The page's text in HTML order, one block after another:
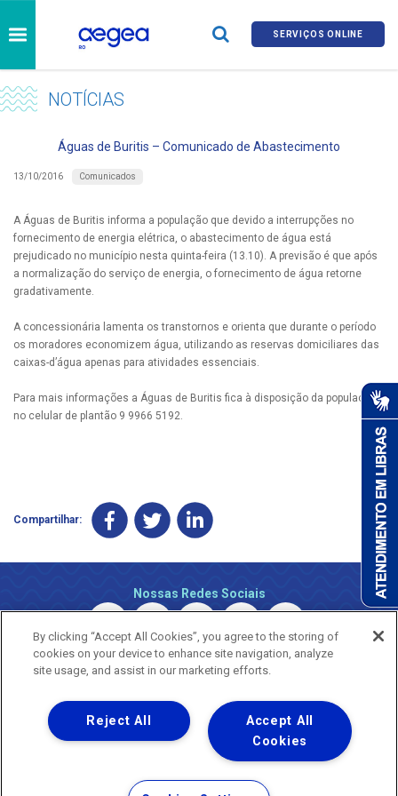
SERVIÇOS ONLINE
NOTÍCIAS
Águas de Buritis – Comunicado de Abastecimento
13/10/2016 Comunicados
A Águas de Buritis informa a população que devido a interrupções no
fornecimento de energia elétrica, o abastecimento de água está
prejudicado no município nesta quinta-feira (13.10). A previsão é que após
a normalização do serviço de energia, o fornecimento de água retorne
gradativamente.
A concessionária lamenta os transtornos e orienta que durante o período
os moradores economizem água, utilizando as reservas domiciliares das
caixas-d’água apenas para atividades essenciais.
Para mais informações a Águas de Buritis fica à disposição da população
no celular de plantão 9 9966 5192.
Compartilhar:
Nossas Redes Sociais
Copyright © 2026 - Todos os Direitos Reservados.
Nossa natureza movimenta a vida
Termos Gerais de Uso de Sites e Aplicativos
By clicking “Accept All Cookies”, you agree to the storing of
cookies on your device to enhance site navigation, analyze
site usage, and assist in our marketing efforts.
Accept All
Cookies
Reject All